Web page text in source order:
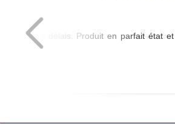
dans les délais. Produit en parfait état et